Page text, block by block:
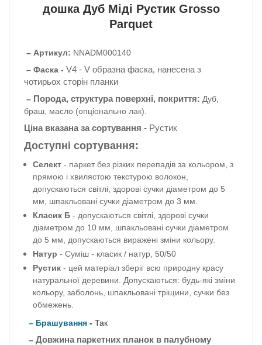
дошка Дуб Міді Рустик Grosso
Parquet
– Артикул: NNADM000140
– Фаска - V4 - V образна фаска, нанесена з
чотирьох сторін планки
– Порода, структура поверхні, покриття: Дуб,
браш масло (опціонально лак).
Ціна вказана за сортування - Рустик
Доступні сортування:
Селект - паркет без різких перепадів за кольором, з
прямою і хвилястою текстурою волокон,
допускаються світлі, здорові сучки діаметром до 5
мм, шпакльовані сучки діаметром до 3 мм.
Класик Б - допускаються світлі, здорові сучки
діаметром до 10 мм, шпакльовані сучки діаметром
до 5 мм, допускаються виражені зміни кольору.
Натур - Суміш - класик / натур, 50/50
Рустик - цей матеріал зберіг всю природну красу
натуральної деревини. Допускаються: будь-які зміни
кольору, заболонь, шпакльовані тріщини, сучки без
обмежень.
– Брашування - Так
– Довжина паркетних планок в палубному